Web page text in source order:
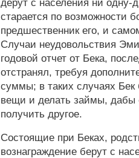
дерут с населения ни
старается по возможности
предшественник его, и
Случаи неудовольствия
годовой отчет от Бека,
отстранял, требуя
суммы; в таких случаях Бек
вещи и делать займы, дабы
получить другое.
Состоящие при Беках,
вознаграждение берут с